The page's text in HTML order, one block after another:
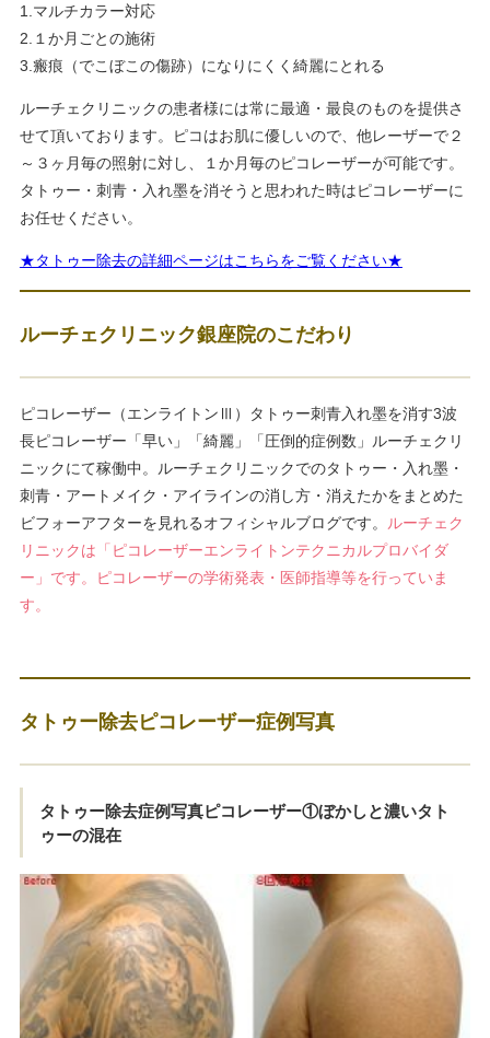
1.マルチカラー対応
2.１か月ごとの施術
3.瘢痕（でこぼこの傷跡）になりにくく綺麗にとれる
ルーチェクリニックの患者様には常に最適・最良のものを提供さ
せて頂いております。ピコはお肌に優しいので、他レーザーで２
～３ヶ月毎の照射に対し、１か月毎のピコレーザーが可能です。
タトゥー・刺青・入れ墨を消そうと思われた時はピコレーザーに
お任せください。
★タトゥー除去の詳細ページはこちらをご覧ください★
ルーチェクリニック銀座院のこだわり
ピコレーザー（エンライトンⅢ）タトゥー刺青入れ墨を消す3波
長ピコレーザー「早い」「綺麗」「圧倒的症例数」ルーチェクリ
ニックにて稼働中。ルーチェクリニックでのタトゥー・入れ墨・
刺青・アートメイク・アイラインの消し方・消えたかをまとめた
ビフォーアフターを見れるオフィシャルブログです。
ルーチェク
リニックは「ピコレーザーエンライトンテクニカルプロバイダ
ー」です。ピコレーザーの学術発表・医師指導等を行っていま
す。
タトゥー除去ピコレーザー症例写真
タトゥー除去症例写真ピコレーザー①ぼかしと濃いタト
ゥーの混在